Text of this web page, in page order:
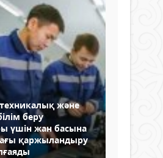
техникалық және
беру
үшін жан басына
қаржыландыру